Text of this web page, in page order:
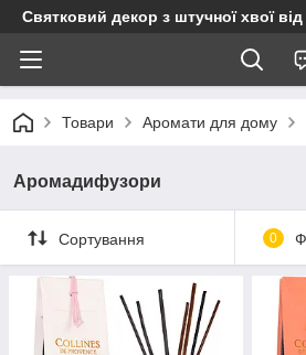
Святковий декор з штучної хвої
Товари Аромати для дому
Аромадифузори
Сортування 0